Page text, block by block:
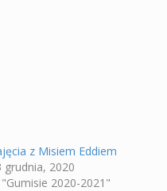
z Misiem Eddiem
grudnia, 2020
"Gumisie 2020-2021"